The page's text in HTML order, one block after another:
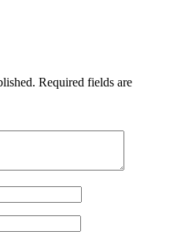
Required fields are